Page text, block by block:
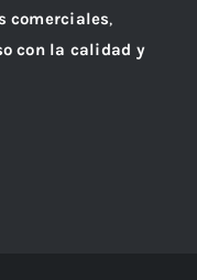
comerciales,
con la calidad y